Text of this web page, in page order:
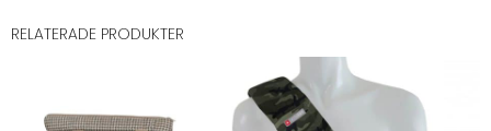
RELATERADE PRODUKTER